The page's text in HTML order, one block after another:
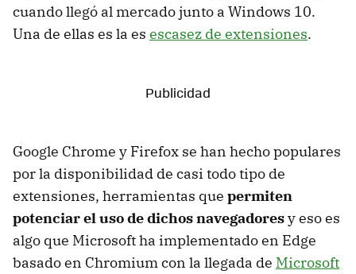
cuando llegó al mercado junto a Windows 10.
Una de ellas es la es escasez de extensiones.
Google Chrome y Firefox se han hecho populares
por la disponibilidad de casi todo tipo de
extensiones, herramientas que permiten
potenciar el uso de dichos navegadoresy eso es
algo que Microsoft ha implementado en Edge
basado en Chromium con la llegada de Microsoft